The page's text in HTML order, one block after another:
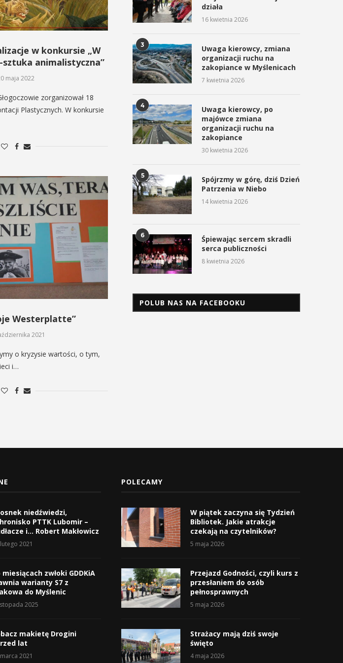
w konkursie „W
animalistyczna”
maja 2022
zorganizował 18
Plastycznych. W konkursie
Westerplatte”
2021
o kryzysie wartości, o tym,
i…
działa
16 kwietnia 2026
3
Uwaga kierowcy, zmiana
organizacji ruchu na
zakopiance w Myślenicach
7 kwietnia 2026
4
Uwaga kierowcy, po
majówce zmiana
organizacji ruchu na
zakopiance
30 kwietnia 2026
5
Spójrzmy w górę, dziś Dzień
Patrzenia w Niebo
14 kwietnia 2026
6
Śpiewając sercem skradli
serca publiczności
8 kwietnia 2026
POLUB NAS NA FACEBOOKU
niedźwiedzi,
PTTK Lubomir –
i… Robert Makłowicz
2021
miesiącach zwłoki GDDKiA
warianty S7 z
do Myślenic
2025
makietę Drogini
lat
2021
POLECAMY
W piątek zaczyna się Tydzień
Bibliotek. Jakie atrakcje
czekają na czytelników?
5 maja 2026
Przejazd Godności, czyli kurs z
przesłaniem do osób
pełnosprawnych
5 maja 2026
Strażacy mają dziś swoje
święto
4 maja 2026